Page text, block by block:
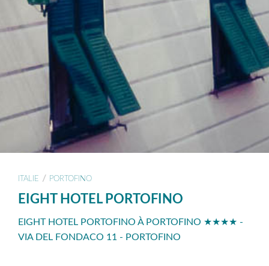
ITALIE / PORTOFINO
EIGHT HOTEL PORTOFINO
EIGHT HOTEL PORTOFINO À PORTOFINO ★★★★ -
VIA DEL FONDACO 11 - PORTOFINO